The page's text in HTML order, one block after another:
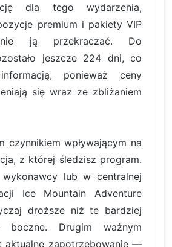
dla tego wydarzenia,
premium i pakiety VIP
ją przekraczać. Do
jeszcze 224 dni, co
ponieważ ceny
się wraz ze zbliżaniem
czynnikiem wpływającym na
z której śledzisz program.
lub w centralnej
Ice Mountain Adventure
droższe niż te bardziej
boczne. Drugim ważnym
aktualne zapotrzebowanie —